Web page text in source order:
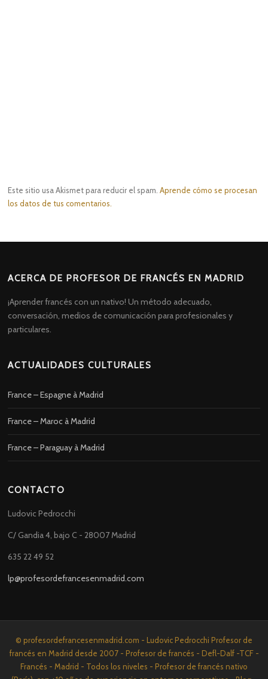
Este sitio usa Akismet para reducir el spam.Aprende cómo se procesan
los datos de tus comentarios.
ACERCA DE PROFESOR DE FRANCÉS EN MADRID
¡Aprender francés con un nativo! Un método adecuado,
conversación, medios de comunicación para profesionales y
particulares.
ACTUALIDADES CULTURALES
France – Espagne à Madrid
France – Maroc à Madrid
France – Paraguay à Madrid
CONTACTO
Ludovic Pedrocchi
C/ Gandia 4, bajo C - 28007 Madrid
635 22 49 52
lp@profesordefrancesenmadrid.com
© profesordefrancesenmadrid.com - Ludovic Pedrocchi Profesor de
francés en Madrid desde 2007 - Profesor de francés - Defl-Dalf -TCF -
Francés - Madrid - Todos los niveles - Profesor de francés nativo